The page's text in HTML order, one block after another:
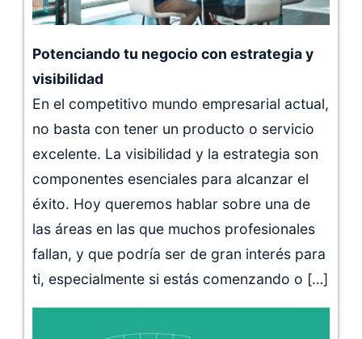
Potenciando tu negocio con estrategia y
visibilidad
En el competitivo mundo empresarial actual,
no basta con tener un producto o servicio
excelente. La visibilidad y la estrategia son
componentes esenciales para alcanzar el
éxito. Hoy queremos hablar sobre una de
las áreas en las que muchos profesionales
fallan, y que podría ser de gran interés para
ti, especialmente si estás comenzando o […]